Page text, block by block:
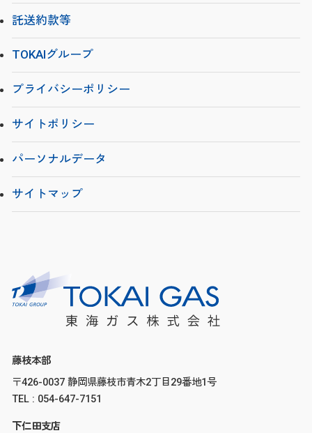
託送約款等
TOKAIグループ
プライバシーポリシー
サイトポリシー
パーソナルデータ
サイトマップ
藤枝本部
〒426-0037 静岡県藤枝市青木2丁目29番地1号
TEL : 054-647-7151
下仁田支店